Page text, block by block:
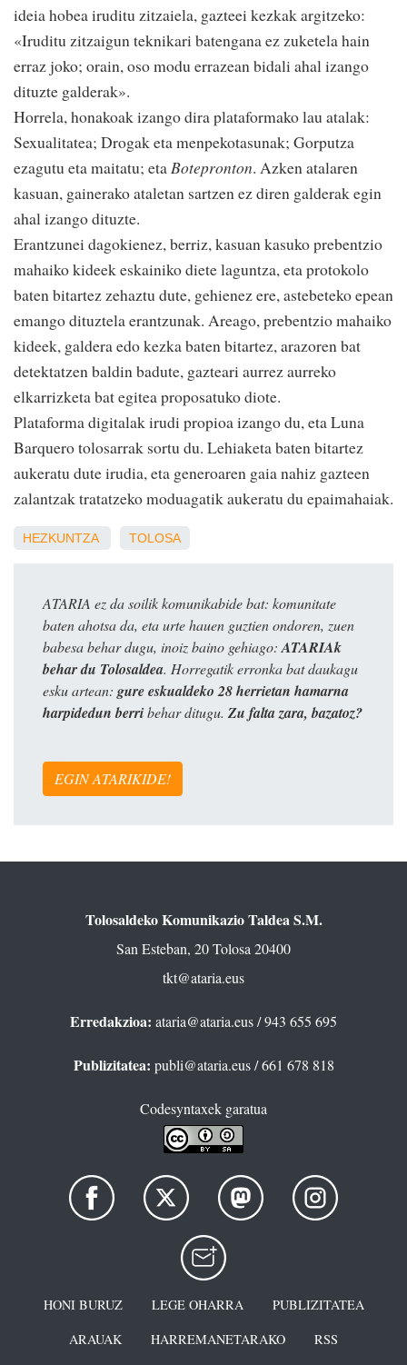
ideia hobea iruditu zitzaiela, gazteei kezkak argitzeko:
«Iruditu zitzaigun teknikari batengana ez zuketela hain
erraz joko; orain, oso modu errazean bidali ahal izango
dituzte galderak».
Horrela, honakoak izango dira plataformako lau atalak:
Sexualitatea; Drogak eta menpekotasunak; Gorputza
ezagutu eta maitatu; etaBotepronton. Azken atalaren
kasuan, gainerako ataletan sartzen ez diren galderak egin
ahal izango dituzte.
Erantzunei dagokienez, berriz, kasuan kasuko prebentzio
mahaiko kideek eskainiko diete laguntza, eta protokolo
baten bitartez zehaztu dute, gehienez ere, astebeteko epean
emango dituztela erantzunak. Areago, prebentzio mahaiko
kideek, galdera edo kezka baten bitartez, arazoren bat
detektatzen baldin badute, gazteari aurrez aurreko
elkarrizketa bat egitea proposatuko diote.
Plataforma digitalak irudi propioa izango du, eta Luna
Barquero tolosarrak sortu du. Lehiaketa baten bitartez
aukeratu dute irudia, eta generoaren gaia nahiz gazteen
zalantzak tratatzeko moduagatik aukeratu du epaimahaiak.
HEZKUNTZA TOLOSA
ATARIA ez da soilik komunikabide bat: komunitate
baten ahotsa da, eta urte hauen guztien ondoren, zuen
babesa behar dugu, inoiz baino gehiago: ATARIAk
behar du Tolosaldea. Horregatik erronka bat daukagu
esku artean: gure eskualdeko 28 herrietan hamarna
harpidedun berribehar ditugu. Zu falta zara, bazatoz?
EGIN ATARIKIDE!
Tolosaldeko Komunikazio Taldea S.M.
San Esteban, 20 Tolosa 20400
tkt@ataria.eus
Erredakzioa: ataria@ataria.eus/ 943 655 695
Publizitatea: publi@ataria.eus/ 661 678 818
Codesyntaxek garatua
HONI BURUZ LEGE OHARRA
PUBLIZITATEA
ARAUAK
HARREMANETARAKO RSS